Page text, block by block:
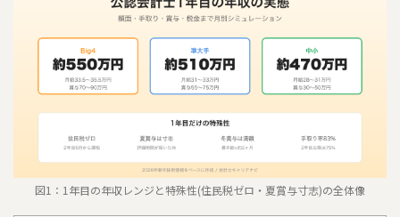
図1：1年目の年収レンジと特殊性(住民税ゼロ・夏賞与寸志)の全体像